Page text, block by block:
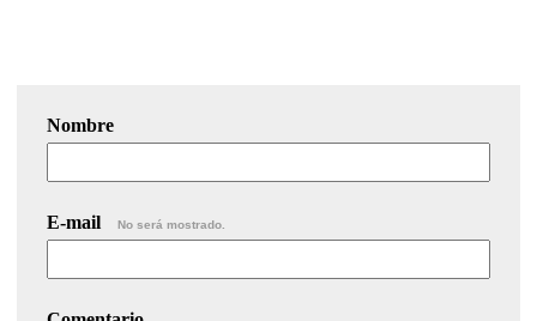
Nombre
E-mail No será mostrado.